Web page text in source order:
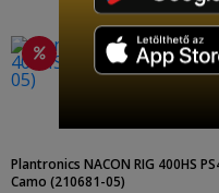
Plantronics NACON RIG 400HS
Camo (210681-05)